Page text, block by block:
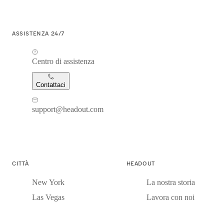
ASSISTENZA 24/7
Centro di assistenza
Contattaci
support@headout.com
CITTÀ
New York
Las Vegas
HEADOUT
La nostra storia
Lavora con noi